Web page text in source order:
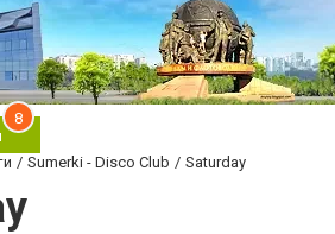
8
Sumerki - Disco Club Saturday